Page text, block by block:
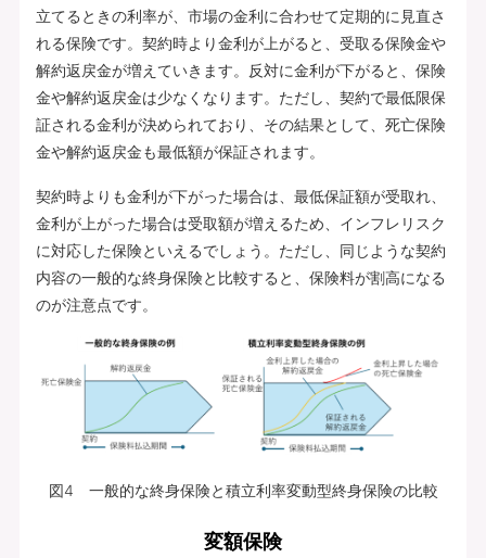
立てるときの利率が、市場の金利に合わせて定期的に見直さ
れる保険です。契約時より金利が上がると、受取る保険金や
解約返戻金が増えていきます。反対に金利が下がると、保険
金や解約返戻金は少なくなります。ただし、契約で最低限保
証される金利が決められており、その結果として、死亡保険
金や解約返戻金も最低額が保証されます。
契約時よりも金利が下がった場合は、最低保証額が受取れ、
金利が上がった場合は受取額が増えるため、インフレリスク
に対応した保険といえるでしょう。ただし、同じような契約
内容の一般的な終身保険と比較すると、保険料が割高になる
のが注意点です。
図4 一般的な終身保険と積立利率変動型終身保険の比較
変額保険